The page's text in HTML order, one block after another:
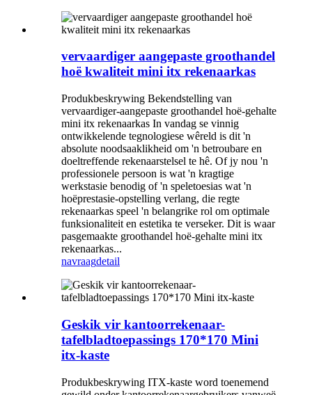
vervaardiger aangepaste groothandel
hoë kwaliteit mini itx rekenaarkas
Produkbeskrywing Bekendstelling van
vervaardiger-aangepaste groothandel hoë-gehalte
mini itx rekenaarkas In vandag se vinnig
ontwikkelende tegnologiese wêreld is dit 'n
absolute noodsaaklikheid om 'n betroubare en
doeltreffende rekenaarstelsel te hê. Of jy nou 'n
professionele persoon is wat 'n kragtige
werkstasie benodig of 'n speletoesias wat 'n
hoëprestasie-opstelling verlang, die regte
rekenaarkas speel 'n belangrike rol om optimale
funksionaliteit en estetika te verseker. Dit is waar
pasgemaakte groothandel hoë-gehalte mini itx
rekenaarkas...
navraagdetail
Geskik vir kantoorrekenaar-
tafelbladtoepassings 170*170 Mini
itx-kaste
Produkbeskrywing ITX-kaste word toenemend